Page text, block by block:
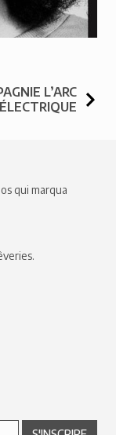
L’ARC
ÉLECTRIQUE
qui marqua